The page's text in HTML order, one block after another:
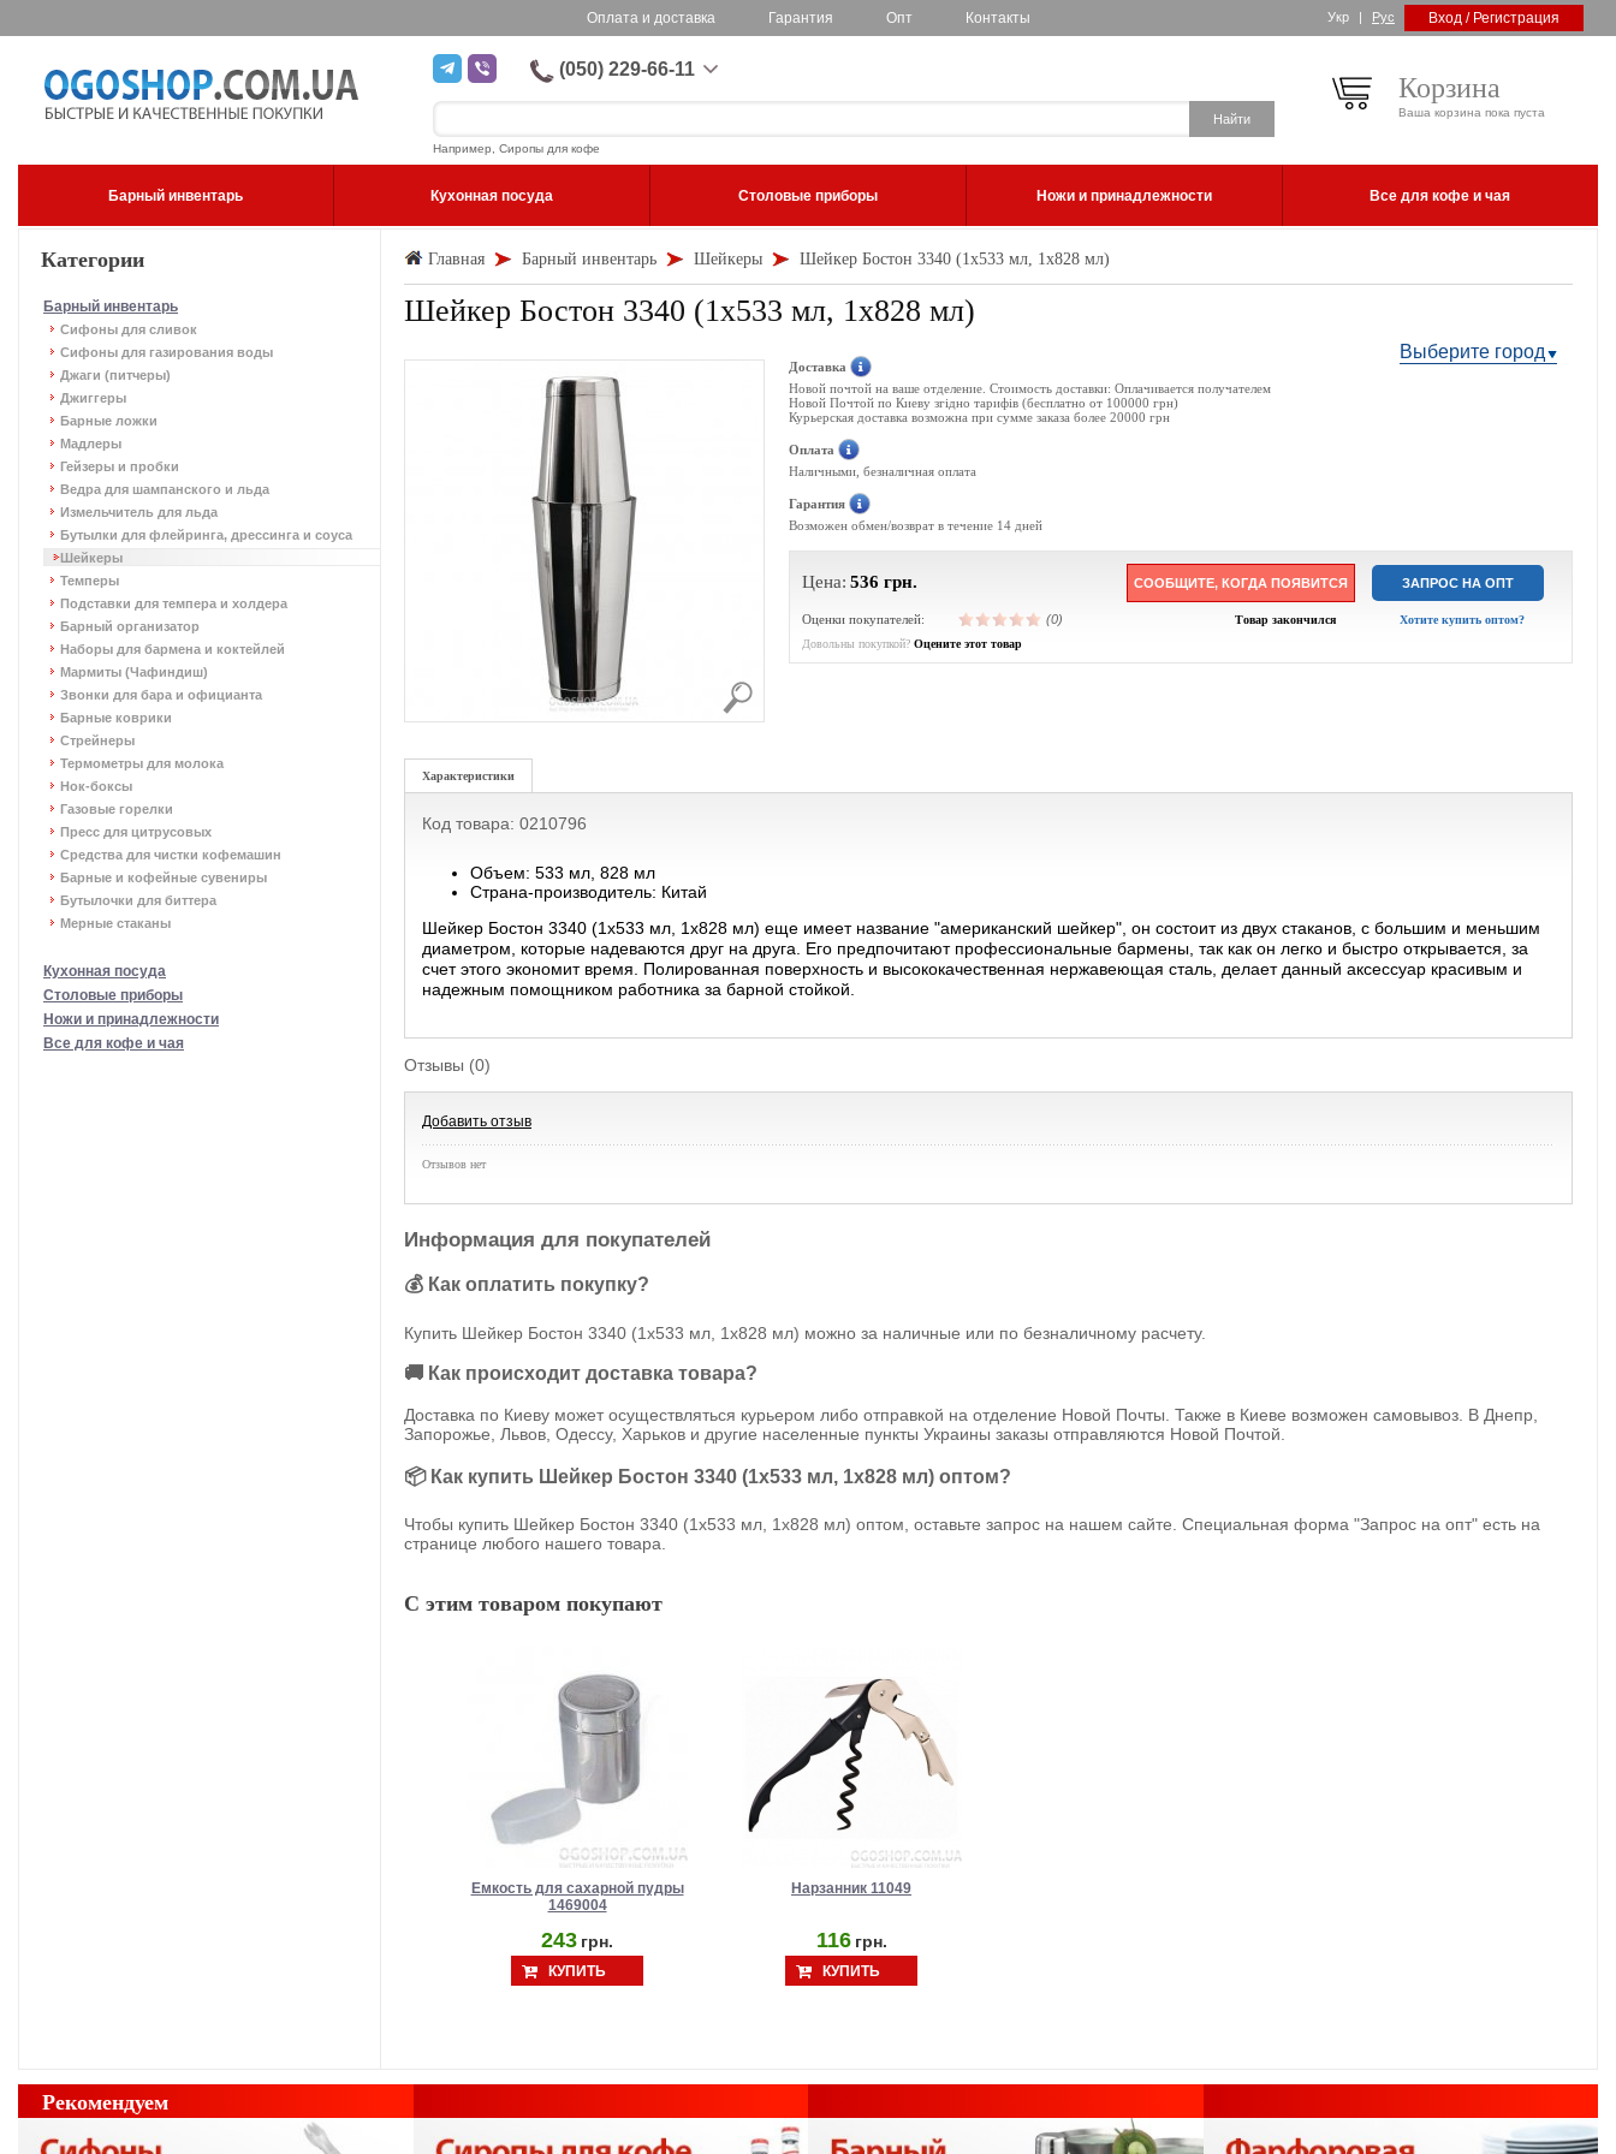
Оплата и доставка Гарантия Опт Контакты Укр | Рус Вход / Регистрация
(050) 229-66-11
Например, Сиропы для кофе
Корзина
Ваша корзина пока пуста
Барный инвентарь Кухонная посуда Столовые приборы Ножи и принадлежности Все для кофе и чая
Категории
Барный инвентарь
Сифоны для сливок
Сифоны для газирования воды
Джаги (питчеры)
Джиггеры
Барные ложки
Мадлеры
Гейзеры и пробки
Ведра для шампанского и льда
Измельчитель для льда
Бутылки для флейринга, дрессинга и соуса
Шейкеры
Темперы
Подставки для темпера и холдера
Барный организатор
Наборы для бармена и коктейлей
Мармиты (Чафиндиш)
Звонки для бара и официанта
Барные коврики
Стрейнеры
Термометры для молока
Нок-боксы
Газовые горелки
Пресс для цитрусовых
Средства для чистки кофемашин
Барные и кофейные сувениры
Бутылочки для биттера
Мерные стаканы
Кухонная посуда
Столовые приборы
Ножи и принадлежности
Все для кофе и чая
Главная Барный инвентарь Шейкеры Шейкер Бостон 3340 (1х533 мл, 1х828 мл)
Шейкер Бостон 3340 (1х533 мл, 1х828 мл)
Выберите город
Доставка
Новой почтой на ваше отделение. Стоимость доставки: Оплачивается получателем
Новой Почтой по Киеву згідно тарифів (бесплатно от 100000 грн)
Курьерская доставка возможна при сумме заказа более 20000 грн
Оплата
Наличными, безналичная оплата
Гарантия
Возможен обмен/возврат в течение 14 дней
Цена: 536 грн. СООБЩИТЕ, КОГДА ПОЯВИТСЯ ЗАПРОС НА ОПТ
Оценки покупателей: (0) Товар закончился
Хотите купить оптом?
Довольны покупкой? Оцените этот товар
Характеристики
Код товара: 0210796
Объем: 533 мл, 828 мл
Страна-производитель: Китай
Шейкер Бостон 3340 (1х533 мл, 1х828 мл) еще имеет название "американский шейкер", он состоит из двух стаканов, с большим и меньшим
диаметром, которые надеваются друг на друга. Его предпочитают профессиональные бармены, так как он легко и быстро открывается, за
счет этого экономит время. Полированная поверхность и высококачественная нержавеющая сталь, делает данный аксессуар красивым и
надежным помощником работника за барной стойкой.
Отзывы (0)
Добавить отзыв
Отзывов нет
Информация для покупателей
💰 Как оплатить покупку?
Купить Шейкер Бостон 3340 (1х533 мл, 1х828 мл) можно за наличные или по безналичному расчету.
🚚 Как происходит доставка товара?
Доставка по Киеву может осуществляться курьером либо отправкой на отделение Новой Почты. Также в Киеве возможен самовывоз. В Днепр,
Запорожье, Львов, Одессу, Харьков и другие населенные пункты Украины заказы отправляются Новой Почтой.
📦 Как купить Шейкер Бостон 3340 (1х533 мл, 1х828 мл) оптом?
Чтобы купить Шейкер Бостон 3340 (1х533 мл, 1х828 мл) оптом, оставьте запрос на нашем сайте. Специальная форма "Запрос на опт" есть на
странице любого нашего товара.
С этим товаром покупают
Емкость для сахарной пудры
1469004
243 грн.
КУПИТЬ
Нарзанник 11049
116 грн.
КУПИТЬ
Рекомендуем